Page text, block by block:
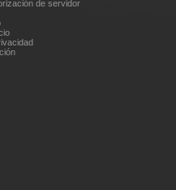
de servidor